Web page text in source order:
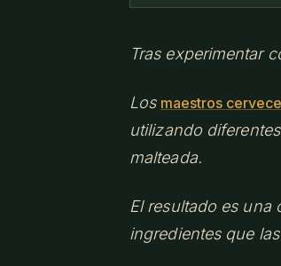
Tras experimentar
Los maestros
utilizando
malteada.
El resultado es una
ingredientes que